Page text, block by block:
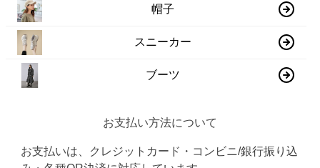
帽子
スニーカー
ブーツ
お支払い方法について
お支払いは、クレジットカード・コンビニ/銀行振り込